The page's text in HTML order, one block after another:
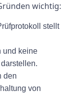
wichtig:
stellt
und keine
den
von